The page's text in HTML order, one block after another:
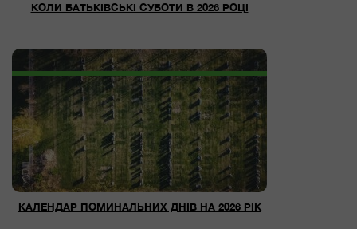
КОЛИ БАТЬКІВСЬКІ СУБОТИ В 2026 РОЦІ
КАЛЕНДАР ПОМИНАЛЬНИХ ДНІВ НА 2026 РІК